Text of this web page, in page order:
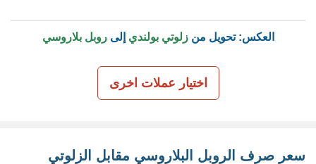
العكس: تحويل منزلوتي بولندي إلىروبل بلاروسي
اختيار عملات اخرى
سعر صرف الروبل البلاروسي مقابل الزلوتي